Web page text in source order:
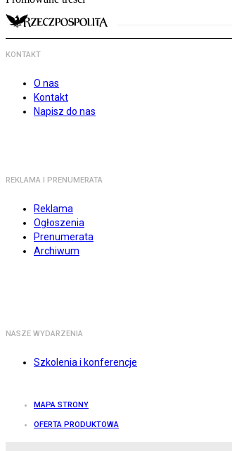
KONTAKT
O nas
Kontakt
Napisz do nas
REKLAMA I PRENUMERATA
Reklama
Ogłoszenia
Prenumerata
Archiwum
NASZE WYDARZENIA
Szkolenia i konferencje
MAPA STRONY
OFERTA PRODUKTOWA